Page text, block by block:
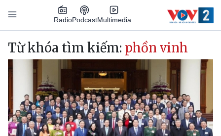
Nhảy đến nội dung
RadioPodcastMultimedia
Main navigation
Từ khóa tìm kiếm: phồn vinh